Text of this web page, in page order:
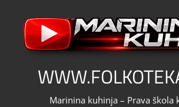
content
Marinina kuhinja – Prava škola